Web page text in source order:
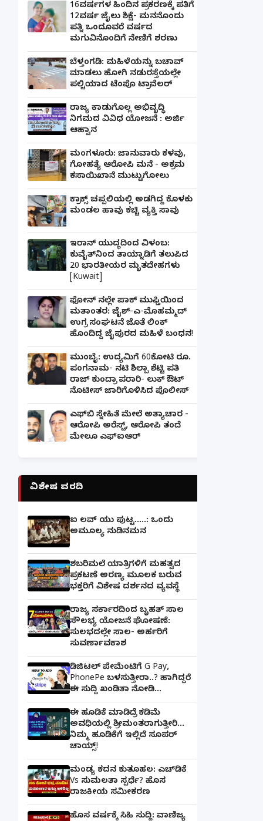
16ವರ್ಷಗಳ ಹಿಂದಿನ ಪ್ರಕರಣಕ್ಕೆ ಪತಿಗೆ
12ವರ್ಷ ಜೈಲು ಶಿಕ್ಷೆ- ಮನನೊಂದು
ಪತ್ನಿ ಒಂದೂವರೆ ವರ್ಷದ
ಮಗುವಿನೊಂದಿಗೆ ನೇಣಿಗೆ ಶರಣು
ಬೆಳ್ತಂಗಡಿ: ಮಹಿಳೆಯನ್ನು ಬಚಾವ್
ಮಾಡಲು ಹೋಗಿ ನಡುರಸ್ತೆಯಲ್ಲೇ
ಪಲ್ಟಿಯಾದ ಟೆಂಪೊ ಟ್ರಾವೆಲರ್
ರಾಜ್ಯ ಕಾಡುಗೊಲ್ಲ ಅಭಿವೃದ್ಧಿ
ನಿಗಮದ ವಿವಿಧ ಯೋಜನೆ : ಅರ್ಜಿ
ಆಹ್ವಾನ
ಮಂಗಳೂರು: ಜಾನುವಾರು ಕಳವು,
ಗೋಹತ್ಯೆ ಆರೋಪಿ ಮನೆ - ಅಕ್ರಮ
ಕಸಾಯಿಖಾನೆ ಮುಟ್ಟುಗೋಲು
ಕ್ರಾಕ್ಸ್ ಚಪ್ಪಲಿಯಲ್ಲಿ ಅಡಗಿದ್ದ ಕೊಳಕು
ಮಂಡಲ ಹಾವು ಕಚ್ಚಿ ವ್ಯಕ್ತಿ ಸಾವು
ಇರಾನ್ ಯುದ್ಧದಿಂದ ವಿಳಂಬ:
ಕುವೈತ್‌ನಿಂದ ತಾಯ್ನಾಡಿಗೆ ತಲುಪಿದ
20 ಭಾರತೀಯರ ಮೃತದೇಹಗಳು
[Kuwait]
ಫೋನ್ ನಲ್ಲೇ ಪಾಕ್ ಮುಫ್ತಿಯಿಂದ
ಮತಾಂತರ: ಜೈಶ್-ಎ-ಮೊಹಮ್ಮದ್
ಉಗ್ರ ಸಂಘಟನೆ ಜೊತೆ ಲಿಂಕ್
ಹೊಂದಿದ್ದ ಜೈಪುರದ ಮಹಿಳೆ ಬಂಧನ!
ಮುಂಬೈ: ಉದ್ಯಮಿಗೆ 60ಕೋಟಿ ರೂ.
ಪಂಗನಾಮ- ನಟಿ ಶಿಲ್ಪಾ ಶೆಟ್ಟಿ ಪತಿ
ರಾಜ್ ಕುಂದ್ರಾ ಪರಾರಿ- ಲುಕ್ ಔಟ್
ನೊಟೀಸ್ ಜಾರಿಗೊಳಿಸಿದ ಪೊಲೀಸ್
ಎಫ್‌ಬಿ ಸ್ನೇಹಿತೆ ಮೇಲೆ ಅತ್ಯಾಚಾರ -
ಆರೋಪಿ ಅರೆಸ್ಟ್, ಆರೋಪಿ ತಂದೆ
ಮೇಲೂ ಎಫ್ಐಆರ್
ವಿಶೇಷ ವರದಿ
ಐ ಲವ್ ಯು ಪುಟ್ಟ.....: ಒಂದು
ಅಮೂಲ್ಯ ನುಡಿನಮನ
ಶಬರಿಮಲೆ ಯಾತ್ರಿಗಳಿಗೆ ಮಹತ್ವದ
ಪ್ರಕಟಣೆ ಅರಣ್ಯ ಮೂಲಕ ಬರುವ
ಭಕ್ತರಿಗೆ ವಿಶೇಷ ದರ್ಶನದ ವ್ಯವಸ್ಥೆ
ರಾಜ್ಯ ಸರ್ಕಾರದಿಂದ ಬೃಹತ್ ಸಾಲ
ಸೌಲಭ್ಯ ಯೋಜನೆ ಘೋಷಣೆ:
ಸುಲಭದಲ್ಲೇ ಸಾಲ- ಅರ್ಹರಿಗೆ
ಸುವರ್ಣಾವಕಾಶ
ಡಿಜಿಟಲ್ ಪೇಮೆಂಟಿಗೆ G Pay,
PhonePe ಬಳಸುತ್ತೀರಾ..? ಹಾಗಿದ್ದರೆ
ಈ ಸುದ್ದಿ ಖಂಡಿತಾ ನೋಡಿ...
ಈ ಹೂಡಿಕೆ ಮಾಡಿದ್ರೆ ಕಡಿಮೆ
ಅವಧಿಯಲ್ಲಿ ಶ್ರೀಮಂತರಾಗುತ್ತೀರಿ...
ನಿಮ್ಮ ಹೂಡಿಕೆಗೆ ಇಲ್ಲಿದೆ ಸೂಪರ್
ಚಾಯ್ಸ್‌!
ಮಂಡ್ಯ ಕದನ ಕುತೂಹಲ: ಎಚ್‌ಡಿಕೆ
Vs ಸುಮಲತಾ ಸ್ಪರ್ಧೆ? ಹೊಸ
ರಾಜಕೀಯ ಸಮೀಕರಣ
ಹೊಸ ವರ್ಷಕ್ಕೆ ಸಿಹಿ ಸುದ್ದಿ: ವಾಣಿಜ್ಯ